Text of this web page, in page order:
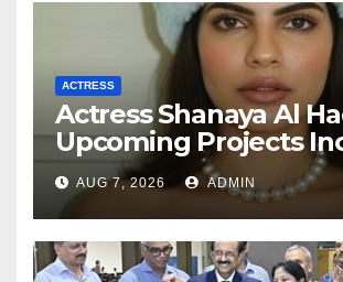
ACTRESS
Actress Shanaya Al
Upcoming Projects
South Indian Film,
Videos, And A
Reality Show
AUG 7, 2026 ADMIN